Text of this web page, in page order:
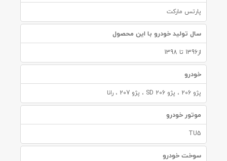
پارتس مارکت
سال تولید خودرو با این محصول
از1396 تا 1398
خودرو
پژو 206 ، پژو 206 SD ، پژو 207 ، رانا
موتور خودرو
TU5
سوخت خودرو